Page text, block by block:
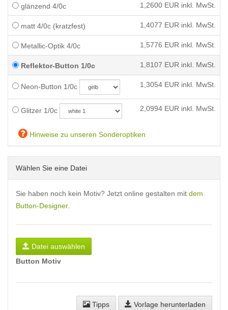
glänzend 4/0c 1,2600 EUR inkl. MwSt.
matt 4/0c (kratzfest) 1,4077 EUR inkl. MwSt.
Metallic-Optik 4/0c 1,5776 EUR inkl. MwSt.
Reflektor-Button 1/0c 1,8107 EUR inkl. MwSt.
Neon-Button 1/0c 1,3054 EUR inkl. MwSt.
Glitzer 1/0c 2,0994 EUR inkl. MwSt.
Hinweise zu unseren Sonderoptiken
Wählen Sie eine Datei
Sie haben noch kein Motiv? Jetzt online gestalten mit dem
Button-Designer.
Datei auswählen
Button Motiv
Tipps
Vorlage herunterladen